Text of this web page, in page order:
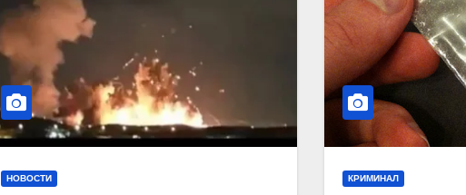
НОВОСТИ КРИМИНАЛ